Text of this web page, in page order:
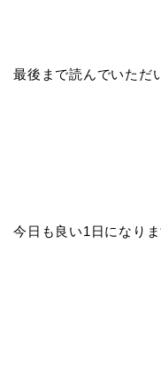
最後まで読んでいただ
今日も良い1日になり